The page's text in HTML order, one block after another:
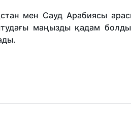
мен Сауд Арабиясы
маңызды қадам